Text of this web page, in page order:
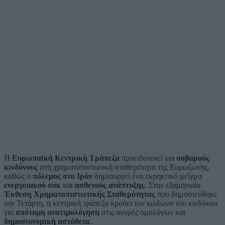
Η Ευρωπαϊκή Κεντρική Τράπεζα προειδοποιεί για σοβαρούς
κινδύνους στη χρηματοπιστωτική σταθερότητα της Ευρωζώνης,
καθώς ο πόλεμος στο Ιράν δημιουργεί ένα εκρηκτικό μείγμα
ενεργειακού σοκ και ασθενούς ανάπτυξης. Στην εξαμηνιαία
Έκθεση Χρηματοπιστωτικής Σταθερότητας που δημοσιεύθηκε
την Τετάρτη, η κεντρική τράπεζα κρούει τον κώδωνα του κινδύνου
για απότομη ανατιμολόγηση στις αγορές ομολόγων και
δημοσιονομική αστάθεια.